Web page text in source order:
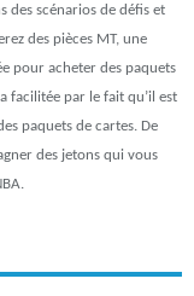
des scénarios de défis et
des pièces MT, une
pour acheter des paquets
facilitée par le fait qu’il est
paquets de cartes. De
des jetons qui vous